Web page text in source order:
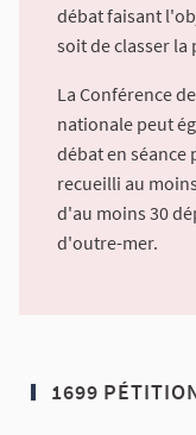
débat faisant
soit de classer la
La Conférence
nationale peut
débat en
recueilli au
d'au moins 30
d'outre-mer.
1699